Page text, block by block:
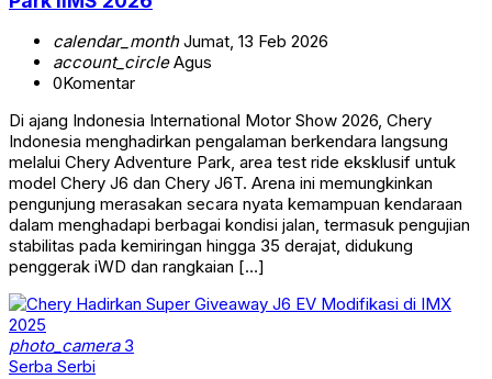
calendar_monthJumat, 13 Feb 2026
account_circleAgus
0Komentar
Di ajang Indonesia International Motor Show 2026, Chery
Indonesia menghadirkan pengalaman berkendara langsung
melalui Chery Adventure Park, area test ride eksklusif untuk
model Chery J6 dan Chery J6T. Arena ini memungkinkan
pengunjung merasakan secara nyata kemampuan kendaraan
dalam menghadapi berbagai kondisi jalan, termasuk pengujian
stabilitas pada kemiringan hingga 35 derajat, didukung
penggerak iWD dan rangkaian […]
photo_camera3
Serba Serbi